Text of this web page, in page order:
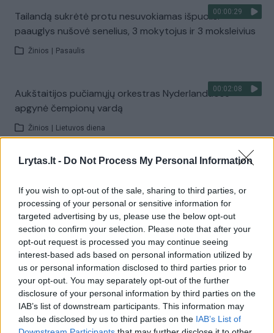
Lrytas.lt - Do Not Process My Personal Information
If you wish to opt-out of the sale, sharing to third parties, or
processing of your personal or sensitive information for
targeted advertising by us, please use the below opt-out
section to confirm your selection. Please note that after your
opt-out request is processed you may continue seeing
interest-based ads based on personal information utilized by
us or personal information disclosed to third parties prior to
your opt-out. You may separately opt-out of the further
disclosure of your personal information by third parties on the
IAB’s list of downstream participants. This information may
also be disclosed by us to third parties on the IAB’s List of
00:00:29
Tailandą sukrėtė protu nesuvokiamas išpuolis:
paauglys nušovė senelius, 3 mokytojus ir 3 moksleivius
Žinios Pasaulis
00:02:08
Aukštaitijos pučiamųjų orkestras Nyderlanduose
apgynė čempionų vardą
Žinios Lietuvos diena
Visi įrašai
Žiūrimiausi įrašai
00:00:30
Vaizdai iš tragiškos avarijos Vilniaus r.: dviejų moterų ir
vaiko gyvybių išgelbėti nepavyko
Žinios Lietuvos diena